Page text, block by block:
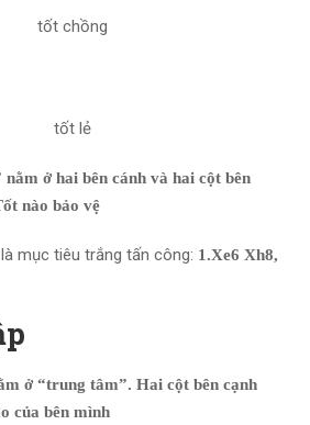
nằm ở hai bên cánh và hai cột bên
nào bảo vệ
mục tiêu trắng tấn công: 1.Xe6 Xh8,
ở “trung tâm”. Hai cột bên cạnh
của bên mình